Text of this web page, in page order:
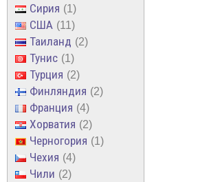
Сирия 1
США 11
Таиланд 2
Тунис 1
Турция 2
Финляндия 2
Франция 4
Хорватия 2
Черногория 1
Чехия 4
Чили 2